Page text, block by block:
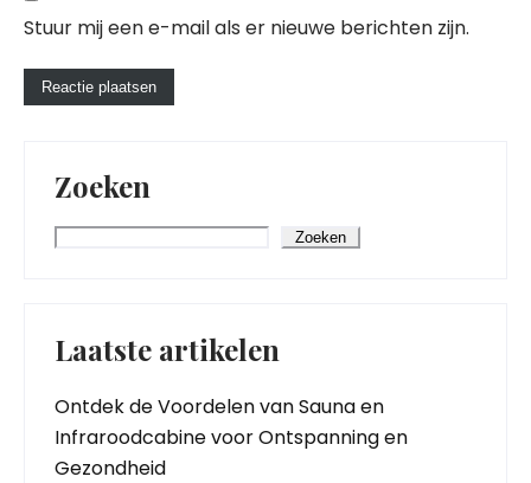
Stuur mij een e-mail als er nieuwe berichten zijn.
Zoeken
Zoeken
Laatste artikelen
Ontdek de Voordelen van Sauna en
Infraroodcabine voor Ontspanning en
Gezondheid